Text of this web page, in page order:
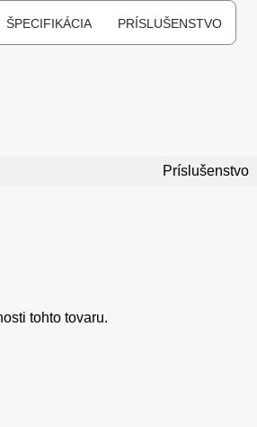
ŠPECIFIKÁCIA PRÍSLUŠENSTVO
Príslušenstvo
tohto tovaru.